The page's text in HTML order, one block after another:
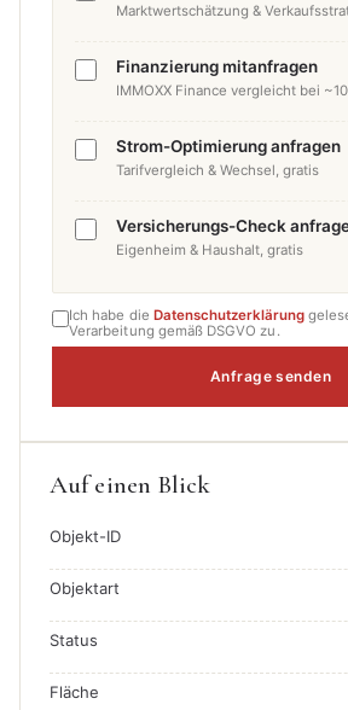
Marktwertschätzung &
Finanzierung mitanfragen
IMMOXX Finance vergleicht bei
Strom-Optimierung anfragen
Tarifvergleich & Wechsel, gratis
Versicherungs-Check
Eigenheim & Haushalt, gratis
Ich habe die Datenschutzerklärung
Verarbeitung gemäß DSGVO zu.
Anfrage senden
Auf einen Blick
Objekt-ID
Objektart
Status
Fläche